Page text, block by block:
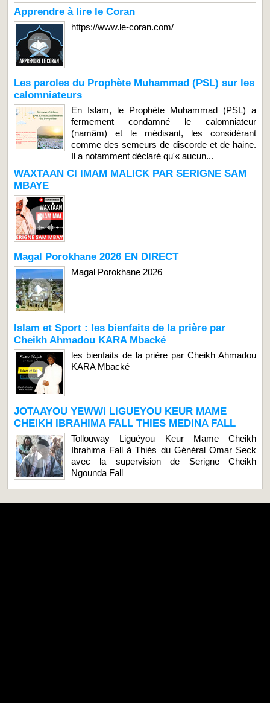
Apprendre à lire le Coran
https://www.le-coran.com/
Les paroles du Prophète Muhammad (PSL) sur les
calomniateurs
En Islam, le Prophète Muhammad (PSL) a
fermement condamné le calomniateur
(namâm) et le médisant, les considérant
comme des semeurs de discorde et de haine.
Il a notamment déclaré qu'« aucun...
WAXTAAN CI IMAM MALICK PAR SERIGNE SAM
MBAYE
Magal Porokhane 2026 EN DIRECT
Magal Porokhane 2026
Islam et Sport : les bienfaits de la prière par
Cheikh Ahmadou KARA Mbacké
les bienfaits de la prière par Cheikh Ahmadou
KARA Mbacké
JOTAAYOU YEWWI LIGUEYOU KEUR MAME
CHEIKH IBRAHIMA FALL THIES MEDINA FALL
Tollouway Liguéyou Keur Mame Cheikh
Ibrahima Fall à Thiés du Général Omar Seck
avec la supervision de Serigne Cheikh
Ngounda Fall